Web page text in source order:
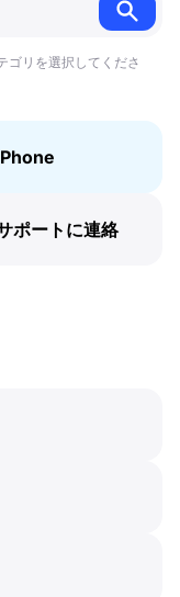
ゴリを選択してくださ
ポートに連絡